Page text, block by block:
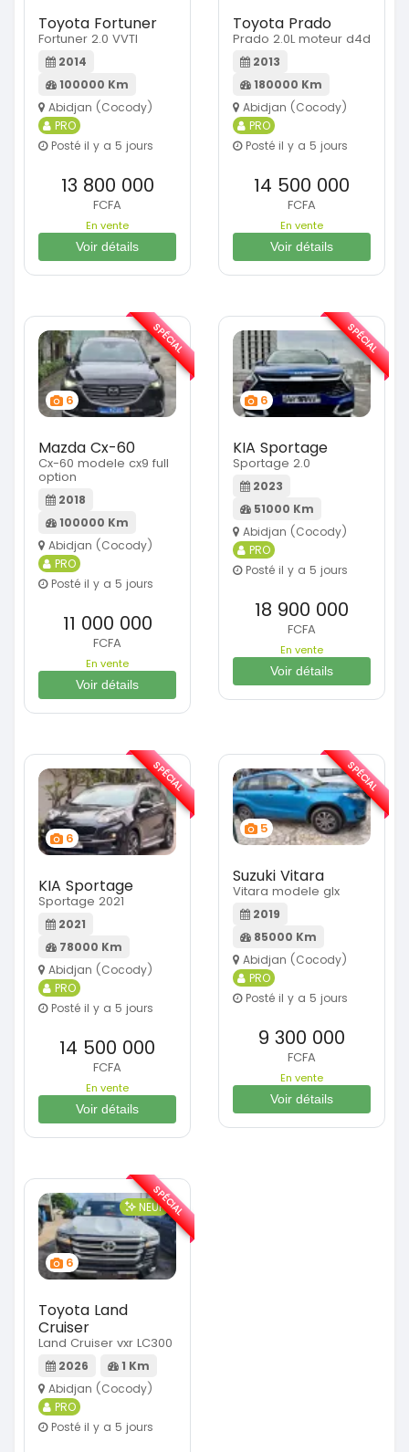
Toyota Fortuner
Fortuner 2.0 VVTI
2014
100000 Km
Abidjan (Cocody)
PRO
Posté il y a 5 jours
13 800 000
FCFA
En vente
Voir détails
Toyota Prado
Prado 2.0L moteur d4d
2013
180000 Km
Abidjan (Cocody)
PRO
Posté il y a 5 jours
14 500 000
FCFA
En vente
Voir détails
6
Mazda Cx-60
Cx-60 modele cx9 full
option
2018
100000 Km
Abidjan (Cocody)
PRO
Posté il y a 5 jours
11 000 000
FCFA
En vente
Voir détails
SPÉCIAL
6
KIA Sportage
Sportage 2.0
2023
51000 Km
Abidjan (Cocody)
PRO
Posté il y a 5 jours
18 900 000
FCFA
En vente
Voir détails
SPÉCIAL
6
KIA Sportage
Sportage 2021
2021
78000 Km
Abidjan (Cocody)
PRO
Posté il y a 5 jours
14 500 000
FCFA
En vente
Voir détails
SPÉCIAL
5
Suzuki Vitara
Vitara modele glx
2019
85000 Km
Abidjan (Cocody)
PRO
Posté il y a 5 jours
9 300 000
FCFA
En vente
Voir détails
SPÉCIAL
6
NEUF
Toyota Land
Cruiser
Land Cruiser vxr LC300
2026
1 Km
Abidjan (Cocody)
PRO
Posté il y a 5 jours
SPÉCIAL